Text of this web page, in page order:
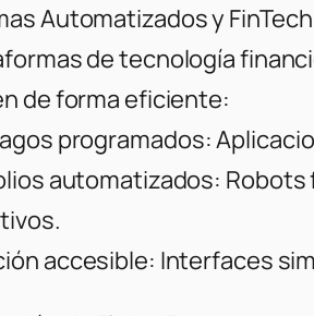
Automatizados y FinTech
de tecnología
de forma eficiente:
programados:
automatizados:
accesible: Interfaces